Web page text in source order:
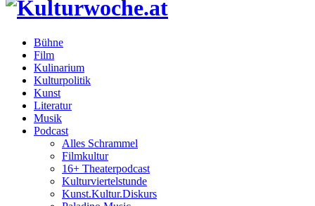
Bühne
Film
Kulinarium
Kulturpolitik
Kunst
Literatur
Musik
Podcast
Alles Schrammel
Filmkultur
16+ Theaterpodcast
Kulturviertelstunde
Kunst.Kultur.Diskurs